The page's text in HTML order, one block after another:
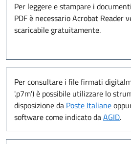
Per leggere e stampare i
PDF è necessario Acrobat Reader
scaricabile gratuitamente.
Per consultare i file firmati
'.p7m') è possibile utilizzare lo
disposizione da Poste Italiane
software come indicato daAGID.